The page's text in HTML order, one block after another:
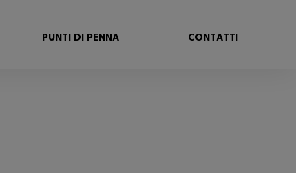
PUNTI DI PENNA CONTATTI